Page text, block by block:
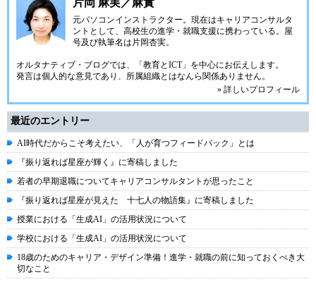
片岡 麻実／麻實
元パソコンインストラクター。現在はキャリアコンサルタ
ントとして、高校生の進学・就職支援に携わっている。屋
号及び執筆名は片岡杏実。
オルタナティブ・ブログでは、「教育とICT」を中心にお伝えします。
発言は個人的な意見であり、所属組織とはなんら関係ありません。
» 詳しいプロフィール
最近のエントリー
AI時代だからこそ考えたい、「人が育つフィードバック」とは
『振り返れば星座が輝く』に寄稿しました
若者の早期退職についてキャリアコンサルタントが思ったこと
『振り返れば星座が見えた 十七人の物語集』に寄稿しました
授業における「生成AI」の活用状況について
学校における「生成AI」の活用状況について
18歳のためのキャリア・デザイン準備！進学・就職の前に知っておくべき大
切なこと